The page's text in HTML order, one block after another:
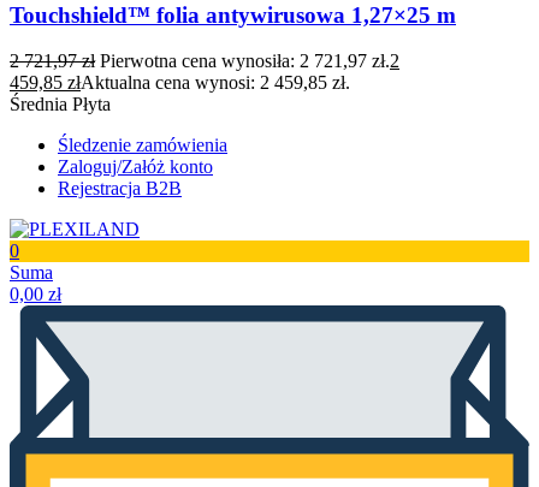
Touchshield™ folia antywirusowa 1,27×25 m
2 721,97zł Pierwotna cena wynosiła: 2 721,97 zł.2
459,85 złAktualna cena wynosi: 2 459,85 zł.
Średnia Płyta
Śledzenie zamówienia
Zaloguj/Załóż konto
Rejestracja B2B
0
Suma
0,00 zł